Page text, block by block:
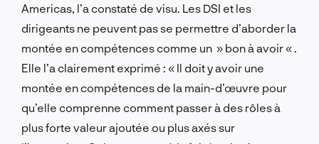
Americas, l’a constaté de visu. Les DSI et les
dirigeants ne peuvent pas se permettre d’aborder la
montée en compétences comme un » bon à avoir « .
Elle l’a clairement exprimé : « Il doit y avoir une
montée en compétences de la main-d’œuvre pour
qu’elle comprenne comment passer à des rôles à
plus forte valeur ajoutée ou plus axés sur